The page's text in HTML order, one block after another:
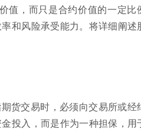
，而只是合约价值的一定比
和风险承受能力。将详细阐述
货交易时，必须向交易所或经
投入，而是作为一种担保，用